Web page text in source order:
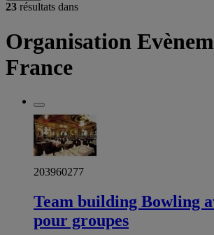
23 résultats dans
Organisation
France
203960277
Team building Bowling
pour groupes